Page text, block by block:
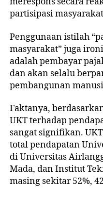
partisipasi
Penggunaan istilah
masyarakat” juga
adalah pembayar
dan akan selalu
pembangunan
Faktanya,
UKT terhadap
sangat signifikan.
total pendapatan
di Universitas
Mada, dan Institut
masing sekitar 52%,